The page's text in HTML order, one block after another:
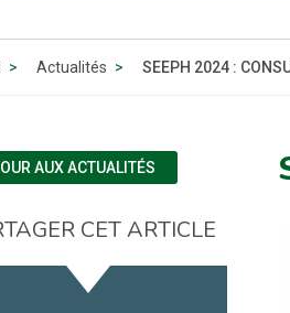
Actualités SEEPH 2024 :
AUX ACTUALITÉS
CET ARTICLE